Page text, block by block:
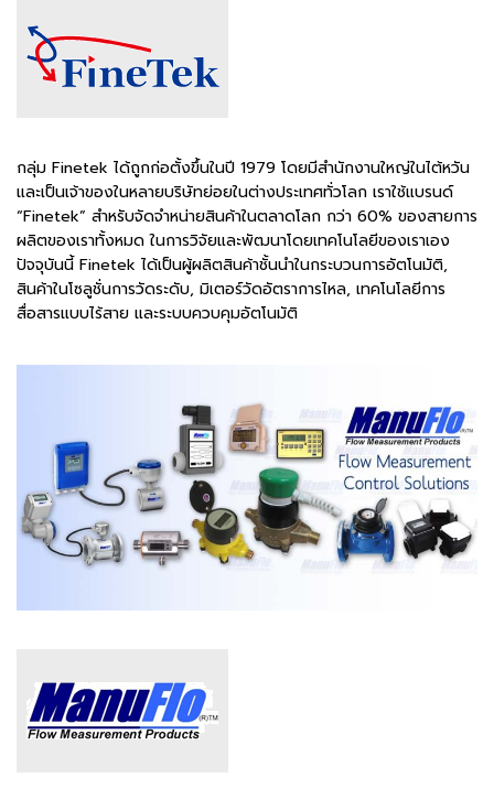
กลุ่ม Finetek ได้ถูกก่อตั้งขึ้นในปี 1979 โดยมีสำนักงานใหญ่ในไต้หวัน
และเป็นเจ้าของในหลายบริษัทย่อยในต่างประเทศทั่วโลก เราใช้แบรนด์
“Finetek” สำหรับจัดจำหน่ายสินค้าในตลาดโลก กว่า 60% ของสายการ
ผลิตของเราทั้งหมด ในการวิจัยและพัฒนาโดยเทคโนโลยีของเราเอง
ปัจจุบันนี้ Finetek ได้เป็นผู้ผลิตสินค้าชั้นนำในกระบวนการอัตโนมัติ,
สินค้าในโซลูชั่นการวัดระดับ, มิเตอร์วัดอัตราการไหล, เทคโนโลยีการ
สื่อสารแบบไร้สาย และระบบควบคุมอัตโนมัติ